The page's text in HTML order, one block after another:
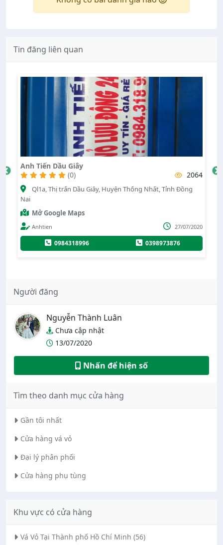
Tin đăng liên quan
Vá Vỏ Lưu Động Cao Tốc Dầu Giây Phan Thiết 24/24
10673
QL56, Xã Nhân Nghĩa, Huyện Cẩm Mỹ, Tỉnh Đồng Nai
Administrator
Người đăng
Nguyễn Thành Luân
Chưa cập nhật
13/07/2020
Nhấn để hiện số
Tìm theo danh mục cửa hàng
Gần tôi nhất
Cửa hàng vá vỏ
Đại lý phân phối
Cửa hàng phụ tùng
Khu vực có cửa hàng
Vá Vỏ Tại Thành phố Hồ Chí Minh (56)